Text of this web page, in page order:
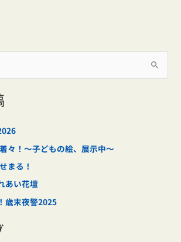
々！～子どもの絵、展示中～
まる！
あい花壇
歳末夜警2025